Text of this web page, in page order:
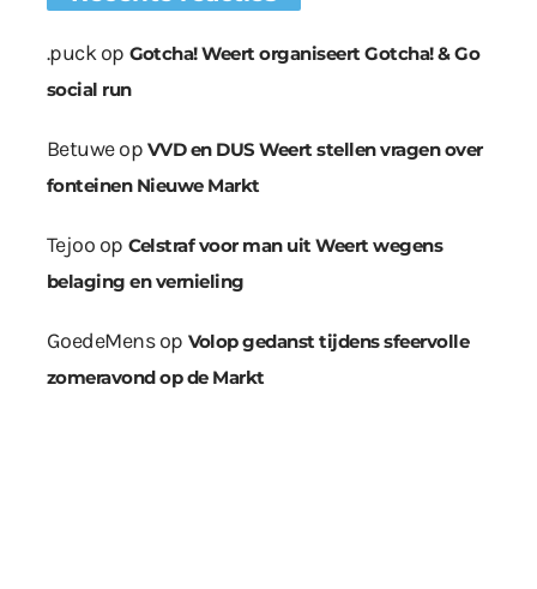
.puckop Gotcha! Weert organiseert Gotcha! & Go
social run
Betuweop VVD en DUS Weert stellen vragen over
fonteinen Nieuwe Markt
Tejoo op Celstraf voor man uit Weert wegens
belaging en vernieling
GoedeMensop Volop gedanst tijdens sfeervolle
zomeravond op de Markt